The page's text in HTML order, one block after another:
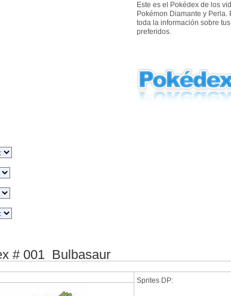
Este es el Pokédex de los
Pokémon Diamante y Perla.
toda la información sobre
preferidos.
# 001 Bulbasaur
Sprites DP: